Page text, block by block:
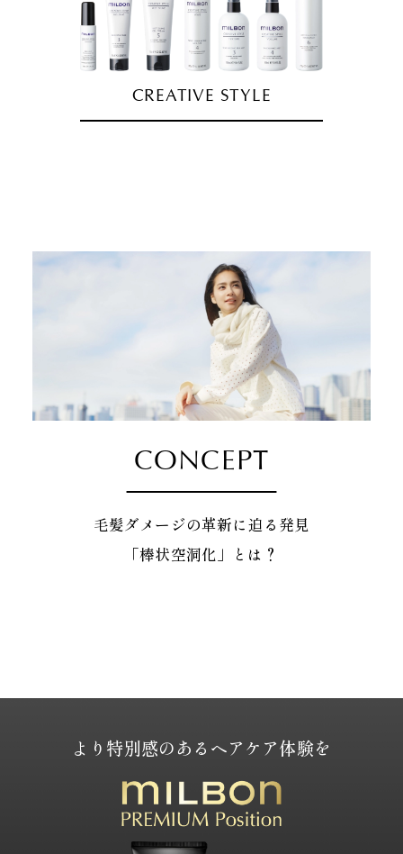
CREATIVE STYLE
CONCEPT
毛髪ダメージの革新に迫る発見
「棒状空洞化」とは？
より特別感のあるヘアケア体験を